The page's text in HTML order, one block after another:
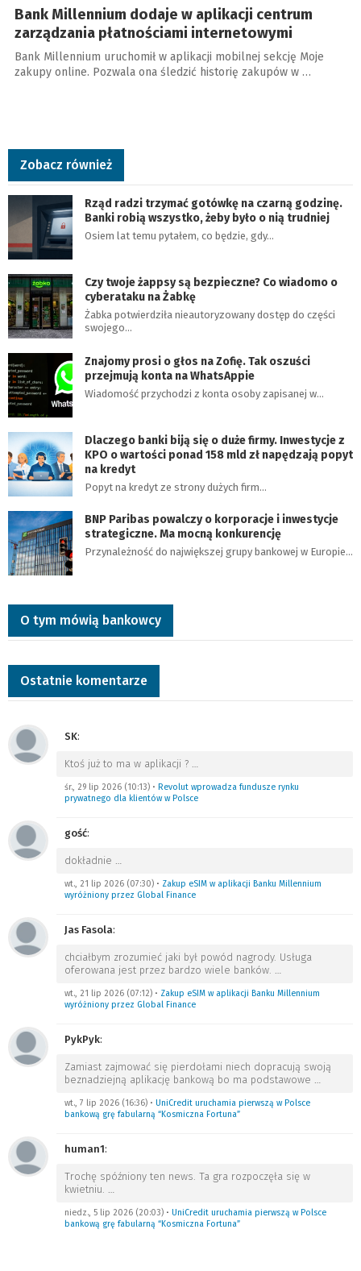
Bank Millennium dodaje w aplikacji centrum
zarządzania płatnościami internetowymi
Bank Millennium uruchomił w aplikacji mobilnej sekcję Moje
zakupy online. Pozwala ona śledzić historię zakupów w …
Zobacz również
Rząd radzi trzymać gotówkę na czarną godzinę.
Banki robią wszystko, żeby było o nią trudniej
Osiem lat temu pytałem, co będzie, gdy…
Czy twoje żappsy są bezpieczne? Co wiadomo o
cyberataku na Żabkę
Żabka potwierdziła nieautoryzowany dostęp do części
swojego…
Znajomy prosi o głos na Zofię. Tak oszuści
przejmują konta na WhatsAppie
Wiadomość przychodzi z konta osoby zapisanej w…
Dlaczego banki biją się o duże firmy. Inwestycje z
KPO o wartości ponad 158 mld zł napędzają popyt
na kredyt
Popyt na kredyt ze strony dużych firm…
BNP Paribas powalczy o korporacje i inwestycje
strategiczne. Ma mocną konkurencję
Przynależność do największej grupy bankowej w Europie…
O tym mówią bankowcy
Ostatnie komentarze
SK:
Ktoś już to ma w aplikacji ? …
śr., 29 lip 2026 (10:13) • Revolut wprowadza fundusze rynku
prywatnego dla klientów w Polsce
gość:
dokładnie …
wt., 21 lip 2026 (07:30) • Zakup eSIM w aplikacji Banku Millennium
wyróżniony przez Global Finance
Jas Fasola:
chciałbym zrozumieć jaki był powód nagrody. Usługa
oferowana jest przez bardzo wiele banków. …
wt., 21 lip 2026 (07:12) • Zakup eSIM w aplikacji Banku Millennium
wyróżniony przez Global Finance
PykPyk:
Zamiast zajmować się pierdołami niech dopracują swoją
beznadziejną aplikację bankową bo ma podstawowe …
wt., 7 lip 2026 (16:36) • UniCredit uruchamia pierwszą w Polsce
bankową grę fabularną “Kosmiczna Fortuna”
human1:
Trochę spóźniony ten news. Ta gra rozpoczęła się w
kwietniu. …
niedz., 5 lip 2026 (20:03) • UniCredit uruchamia pierwszą w Polsce
bankową grę fabularną “Kosmiczna Fortuna”